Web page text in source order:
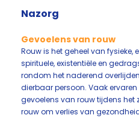
Nazorg
Gevoelens van rouw
Rouw is het geheel van fysieke,
spirituele, existentiële en
rondom het naderend
dierbaar persoon. Vaak
gevoelens van rouw tijdens het
rouw om verlies van